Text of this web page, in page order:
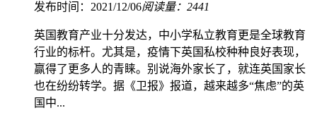
发布时间：2021/12/06阅读量：2441
英国教育产业十分发达，中小学私立教育更是全球教育
行业的标杆。尤其是，疫情下英国私校种种良好表现，
赢得了更多人的青睐。别说海外家长了，就连英国家长
也在纷纷转学。据《卫报》报道，越来越多“焦虑”的英
国中...